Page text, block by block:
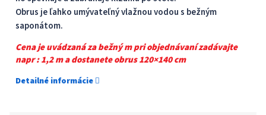
Obrus je ľahko umývateľný vlažnou vodou s bežným
saponátom.
Cena je uvádzaná za bežný m pri objednávaní zadávajte
napr : 1,2 m a dostanete obrus 120×140 cm
Detailné informácie